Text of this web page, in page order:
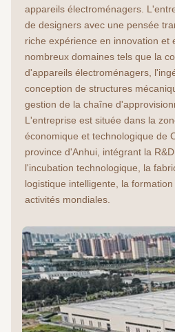
appareils électroménagers.
de designers avec une pensée
riche expérience en innovation et
nombreux domaines tels que la
d'appareils électroménagers,
conception de structures
gestion de la chaîne
L'entreprise est située dans la
économique et technologique de
province d'Anhui, intégrant la
l'incubation technologique, la
logistique intelligente, la
activités mondiales.